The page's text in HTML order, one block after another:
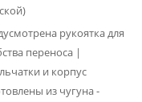
рукоятка для
переноса |
и корпус
из чугуна -